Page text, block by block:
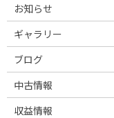
お知らせ
ギャラリー
ブログ
中古情報
収益情報